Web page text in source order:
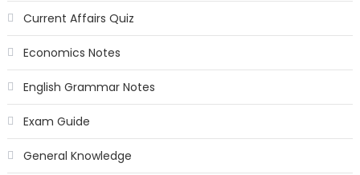
Current Affairs Quiz
Economics Notes
English Grammar Notes
Exam Guide
General Knowledge